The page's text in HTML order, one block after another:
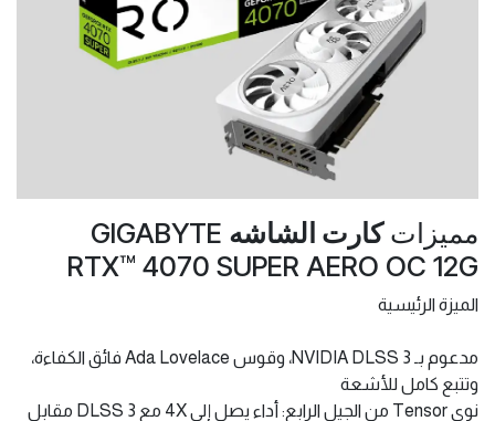
مميزاتكارت الشاشه GIGABYTE
RTX™ 4070 SUPER AERO OC 12G
الميزة الرئيسية
مدعوم بـ NVIDIA DLSS 3، وقوس Ada Lovelace فائق الكفاءة،
وتتبع كامل للأشعة
نوى Tensor من الجيل الرابع: أداء يصل إلى 4X مع DLSS 3 مقابل